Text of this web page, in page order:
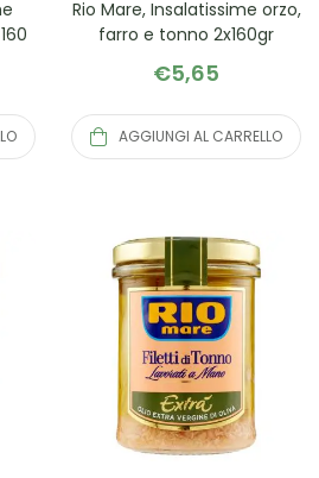
Rio Mare, Insalatissime orzo,
farro e tonno 2x160gr
€5,65
AGGIUNGI AL CARRELLO